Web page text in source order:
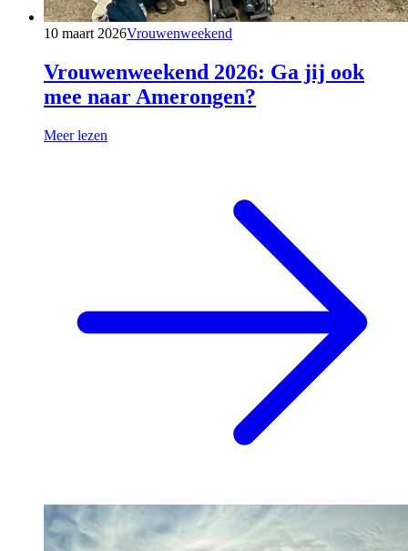
10 maart 2026Vrouwenweekend
Vrouwenweekend 2026: Ga jij ook
mee naar Amerongen?
Meer lezen